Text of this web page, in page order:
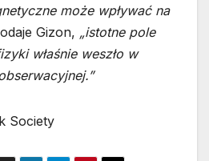
może wpływać na
Gizon, „istotne pole
właśnie weszło w
Society